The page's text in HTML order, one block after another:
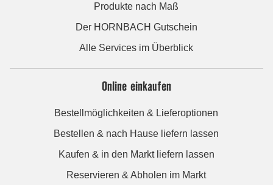
Produkte nach Maß
Der HORNBACH Gutschein
Alle Services im Überblick
Online einkaufen
Bestellmöglichkeiten & Lieferoptionen
Bestellen & nach Hause liefern lassen
Kaufen & in den Markt liefern lassen
Reservieren & Abholen im Markt